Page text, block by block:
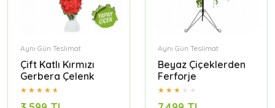
Aynı Gün Teslimat
Çift Katlı Kırmızı
Gerbera Çelenk
Aynı Gün Teslimat
Beyaz Çiçeklerden
Ferforje